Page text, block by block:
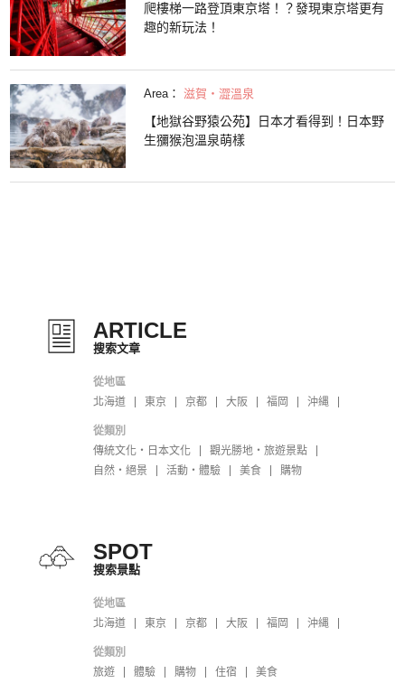
爬樓梯一路登頂東京塔！？發現東京塔更有
趣的新玩法！
Area： 滋賀・澀溫泉
【地獄谷野猿公苑】日本才看得到！日本野
生獼猴泡溫泉萌樣
ARTICLE
搜索文章
從地區
北海道
東京 京都 大阪 福岡 沖縄
從類別
傳統文化・日本文化
觀光勝地・旅遊景點
自然・絕景
活動・體驗 美食 購物
SPOT
搜索景點
從地區
北海道
東京 京都 大阪 福岡 沖縄
從類別
旅遊
體驗 購物 住宿 美食